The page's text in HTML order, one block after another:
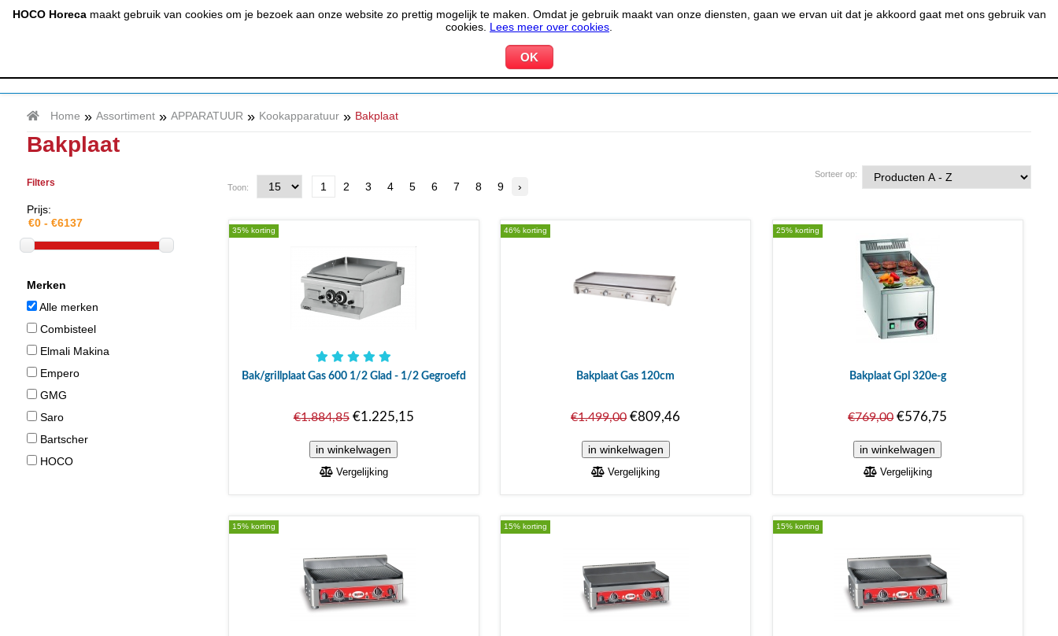
HOCO Horecamaakt gebruik van cookies om je bezoek aan onze website zo prettig mogelijk te maken. Omdat je gebruik maakt van onze diensten, gaan we ervan uit dat je akkoord gaat met ons gebruik van
cookies. Lees meer over cookies
(020) 497 6325 info@hocohoreca.nl MIJN ACCOUNT BESTELSTATUS 0 WINKELWAGEN
KOELEN &
Home » Assortiment » APPARATUUR » Kookapparatuur » Bakplaat
Bakplaat
Filters
Prijs:
Merken
Alle merken
Combisteel
Elmali Makina
Empero
GMG
Saro
Bartscher
HOCO
Sorteer op:
Toon:
1 2 3 4 5 6 7 8 9 ›
35% korting
Bak/grillplaat Gas 600 1/2 Glad - 1/2 Gegroefd
€1.884,85€1.225,15
Vergelijking
46% korting
Bakplaat Gas 120cm
€1.499,00€809,46
Vergelijking
25% korting
Bakplaat Gpl 320e-g
€769,00€576,75
Vergelijking
15% korting 15% korting 15% korting